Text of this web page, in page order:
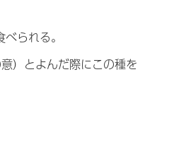
られる。
）とよんだ際にこの種を